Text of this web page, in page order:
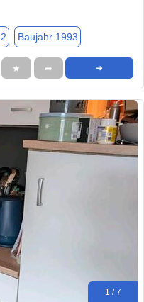
Baujahr 1993
★ ➦ ➜
1 / 7